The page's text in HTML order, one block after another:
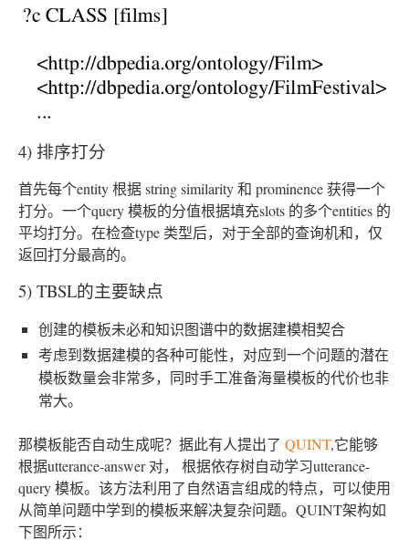
4) 排序打分
首先每个entity 根据 string similarity 和 prominence 获得一个
打分。一个query 模板的分值根据填充slots 的多个entities 的
平均打分。在检查type 类型后，对于全部的查询机和，仅
返回打分最高的。
5) TBSL的主要缺点
创建的模板未必和知识图谱中的数据建模相契合
考虑到数据建模的各种可能性，对应到一个问题的潜在
模板数量会非常多，同时手工准备海量模板的代价也非
常大。
那模板能否自动生成呢？据此有人提出了 QUINT,它能够
根据utterance-answer 对， 根据依存树自动学习utterance-
query 模板。该方法利用了自然语言组成的特点，可以使用
从简单问题中学到的模板来解决复杂问题。QUINT架构如
下图所示：